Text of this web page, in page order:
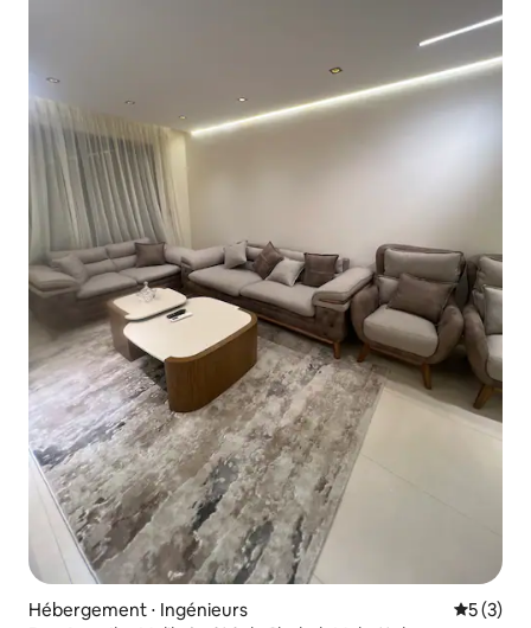
Hébergement ⋅ Ingénieurs
5 (3)